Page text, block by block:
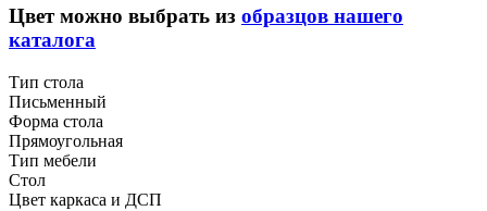
Цвет можно выбрать из образцов нашего
каталога
Тип стола
Письменный
Форма стола
Прямоугольная
Тип мебели
Стол
Цвет каркаса и ДСП